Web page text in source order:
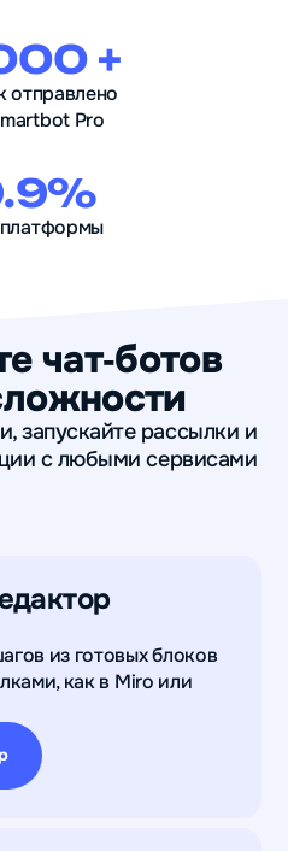
+
отправлено
Pro
чат‑ботов
запускайте рассылки и
с любыми сервисами
из готовых блоков
как в Miro или